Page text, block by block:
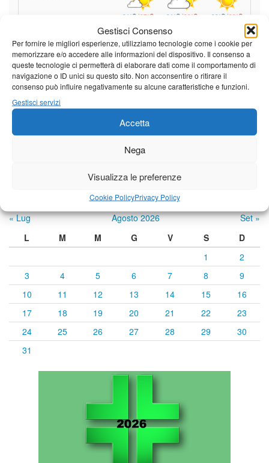
Gestisci Consenso
Per fornire le migliori esperienze, utilizziamo tecnologie come i cookie per
memorizzare e/o accedere alle informazioni del dispositivo. Il consenso a
queste tecnologie ci permetterà di elaborare dati come il comportamento di
navigazione o ID unici su questo sito. Non acconsentire o ritirare il
consenso può influire negativamente su alcune caratteristiche e funzioni.
Gestisci servizi
Accetta
Nega
Visualizza le preferenze
Cookie PolicyPrivacy Policy
21°C|37°C 21°C|38°C 23°C |38°C
21°C|34°C 21°C|35°C 23°C|35°C
Castelnuovo Garfagnana
Previsioni a cura di:
« Lug Agosto 2026
Set »
L
M M G V S
D
1
2
3
4 5 6 7 8
9
10
11 12 13 14 15
16
17
18 19 20 21 22
23
24
25 26 27 28 29
30
31